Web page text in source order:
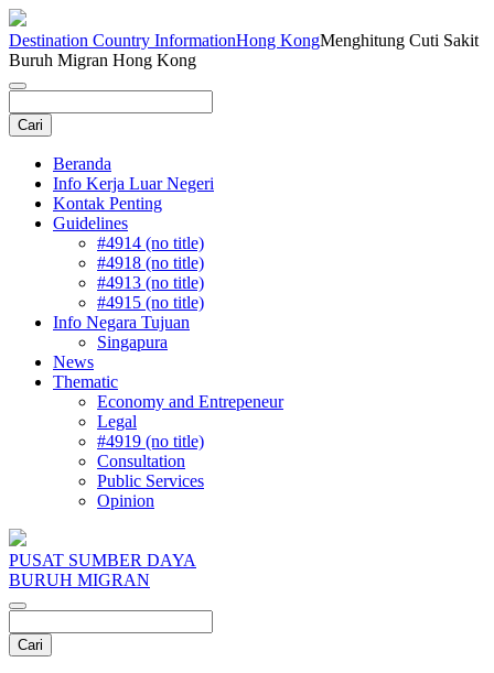
Destination Country InformationHong KongMenghitung Cuti Sakit
Buruh Migran Hong Kong
Beranda
Info Kerja Luar Negeri
Kontak Penting
Guidelines
#4914 (no title)
#4918 (no title)
#4913 (no title)
#4915 (no title)
Info Negara Tujuan
Singapura
News
Thematic
Economy and Entrepeneur
Legal
#4919 (no title)
Consultation
Public Services
Opinion
PUSAT SUMBER DAYA
BURUH MIGRAN